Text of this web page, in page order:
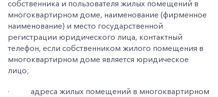
собственника и пользователя жилых помещений в
многоквартирном доме, наименование (фирменное
наименование) и место государственной
регистрации юридического лица, контактный
телефон, если собственником жилого помещения в
многоквартирном доме является юридическое
лицо;
·
адреса жилых помещений в многоквартирном